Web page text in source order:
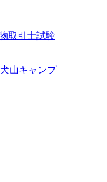
取引士試験
山キャンプ